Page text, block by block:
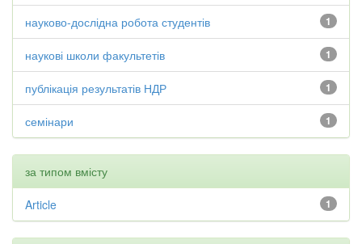
1
науково-дослідна робота студентів
1
наукові школи факультетів
1
публікація результатів НДР
1
семінари
за типом вмісту
1
Article